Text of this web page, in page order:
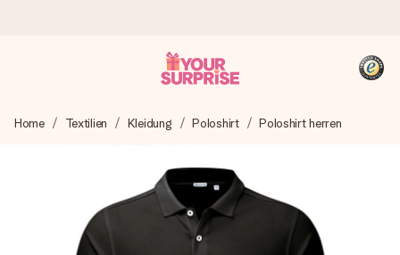
Wir bereiten dein Geschenk sorgfältig vor und schicken es
4,8 (basierend auf +15.000 Bewertungen)
Home Textilien Kleidung Poloshirt Poloshirt herren